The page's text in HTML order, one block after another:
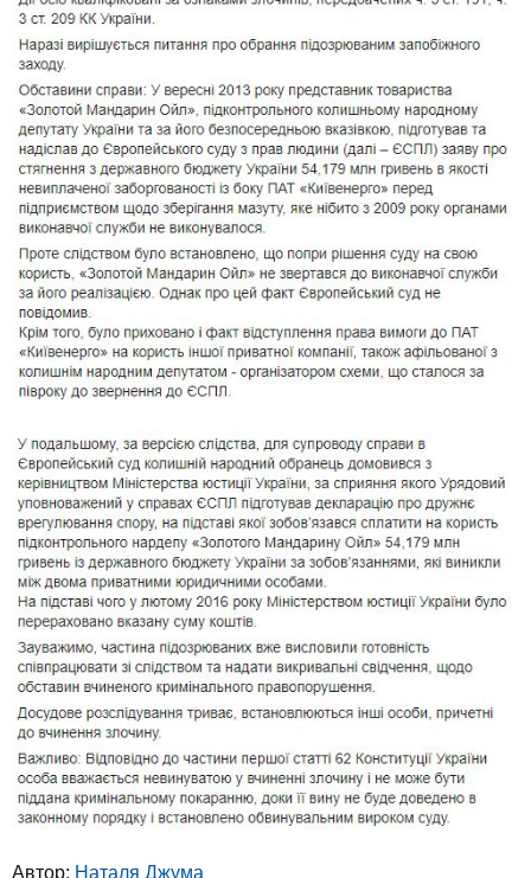
Автор: Наталя Джума